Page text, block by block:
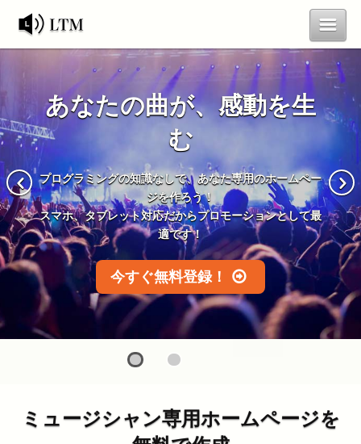
LTMって何？ 曲を聴く
ランキング お問合せ
新規登録 ログイン
あなたの曲が、感動を生
む
プログラミングの知識なしで、あなた専用のホームペー
ジを作ろう！
スマホ、タブレット対応だからプロモーションとして最
適です！
今すぐ無料登録！
ミュージシャン専用ホームページを